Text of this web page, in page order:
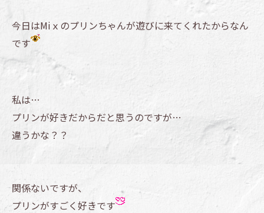
今日はMiｘのプリンちゃんが遊びに来てくれたからなん
です
私は…
プリンが好きだからだと思うのですが…
違うかな？？
関係ないですが、
プリンがすごく好きです